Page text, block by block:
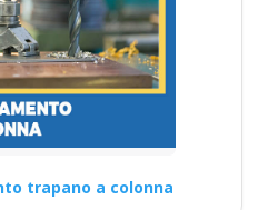
trapano a colonna